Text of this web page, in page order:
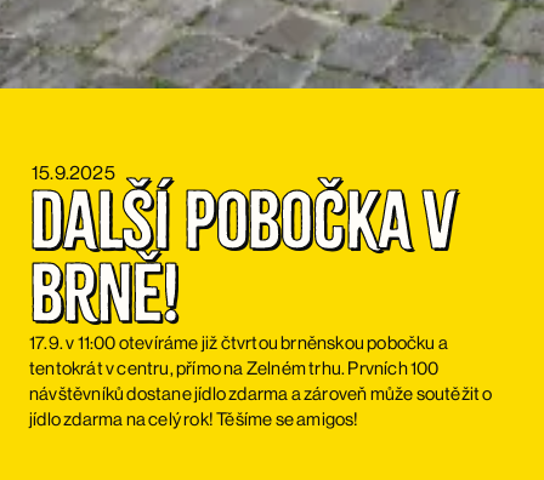
15.9.2025
Další pobočka v
Brně!
17.9. v 11:00 otevíráme již čtvrtou brněnskou pobočku a
tentokrát v centru, přímo na Zelném trhu. Prvních 100
návštěvníků dostane jídlo zdarma a zároveň může soutěžit o
jídlo zdarma na celý rok! Těšíme se amigos!